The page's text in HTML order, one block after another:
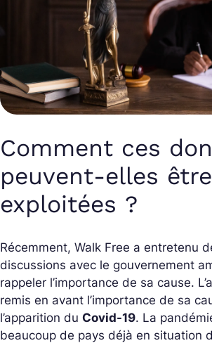
Comment ces
peuvent-elles être
exploitées ?
Récemment, Walk Free a entretenu
discussions avec le gouvernement
rappeler l’importance de sa cause.
remis en avant l’importance de sa
l’apparition du Covid-19. La
beaucoup de pays déjà en situation